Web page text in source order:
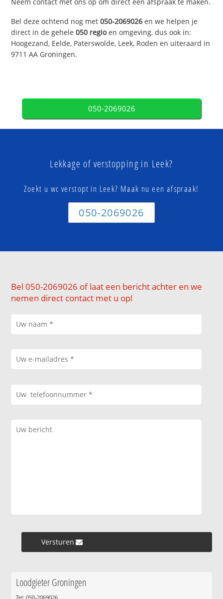
Neem contact met ons op om direct een afspraak te maken.
Bel deze ochtend nog met050-2069026 en we helpen je
direct in de gehele050 regioen omgeving, dus ook in:
Hoogezand, Eelde, Paterswolde, Leek, Roden en uiteraard in
9711 AA Groningen.
050-2069026
Lekkage of verstopping in Leek?
Zoekt u wc verstopt in Leek? Maak nu een afspraak!
050-2069026
Bel 050-2069026 of laat een bericht achter en we
nemen direct contact met u op!
Versturen »
Loodgieter Groningen
Tel: 050-2069026